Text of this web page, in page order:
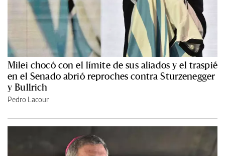
Milei chocó con el límite de sus aliados y el traspié
en el Senado abrió reproches contra Sturzenegger
y Bullrich
Pedro Lacour